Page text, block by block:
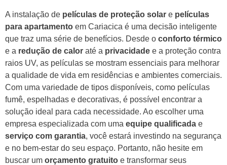
A instalação de películas de proteção solar e películas
para apartamento em Cariacica é uma decisão inteligente
que traz uma série de benefícios. Desde o conforto térmico
e a redução de calor até a privacidade e a proteção contra
raios UV, as películas se mostram essenciais para melhorar
a qualidade de vida em residências e ambientes comerciais.
Com uma variedade de tipos disponíveis, como películas
fumê, espelhadas e decorativas, é possível encontrar a
solução ideal para cada necessidade. Ao escolher uma
empresa especializada com uma equipe qualificada e
serviço com garantia, você estará investindo na segurança
e no bem-estar do seu espaço. Portanto, não hesite em
buscar um orçamento gratuito e transformar seus